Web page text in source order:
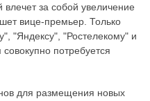
за собой увеличение
вице-премьер. Только
"Яндексу", "Ростелекому" и
потребуется
для размещения новых